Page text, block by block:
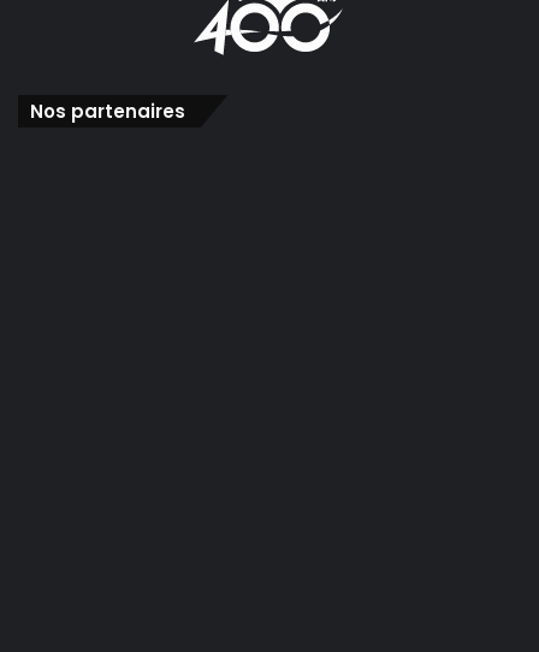
Nos partenaires